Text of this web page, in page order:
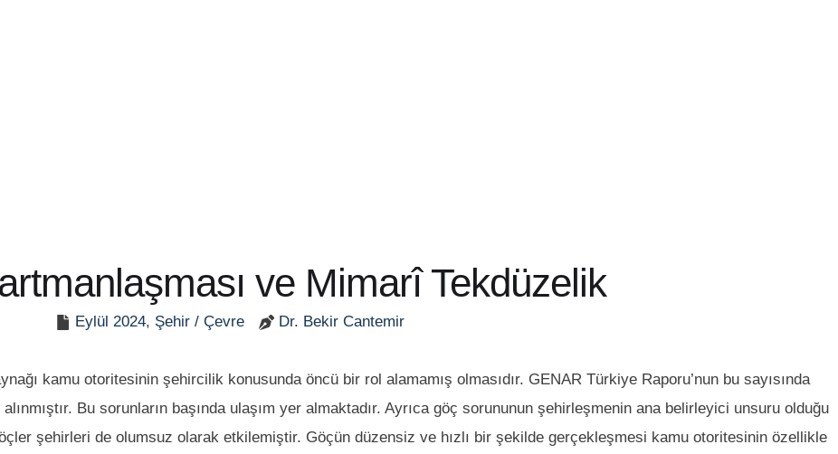
ve Mimarî Tekdüzelik
Eylül 2024, Şehir / Çevre Dr. Bekir Cantemir
kamu otoritesinin şehircilik konusunda öncü bir rol alamamış olmasıdır. GENAR Türkiye Raporu’nun bu sayısında
Bu sorunların başında ulaşım yer almaktadır. Ayrıca göç sorununun şehirleşmenin ana belirleyici unsuru olduğu
şehirleri de olumsuz olarak etkilemiştir. Göçün düzensiz ve hızlı bir şekilde gerçekleşmesi kamu otoritesinin özellikle